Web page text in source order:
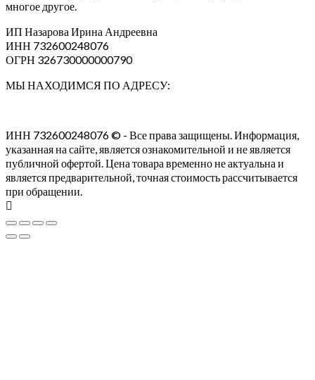
многое другое.
ИП Назарова Ирина Андреевна⁠
ИНН 732600248076
ОГРН 326730000000790
МЫ НАХОДИМСЯ ПО АДРЕСУ:
ИНН 732600248076 © - Все права защищены. Информация,
указанная на сайте, является ознакомительной и не является
публичной офертой. Цена товара временно не актуальна и
является предварительной, точная стоимость рассчитывается
при обращении.